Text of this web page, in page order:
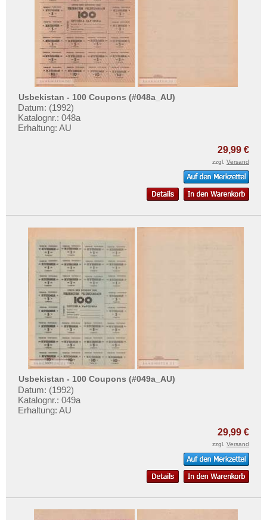
Usbekistan - 100 Coupons (#048a_AU)
Datum: (1992)
Katalognr.: 048a
Erhaltung: AU
29,99 €
zzgl. Versand
Usbekistan - 100 Coupons (#049a_AU)
Datum: (1992)
Katalognr.: 049a
Erhaltung: AU
29,99 €
zzgl. Versand